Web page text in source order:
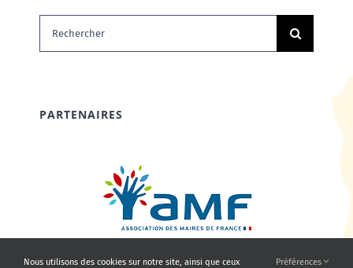
Rechercher:
PARTENAIRES
Nous utilisons des cookies sur notre site, ainsi que ceux Préférences